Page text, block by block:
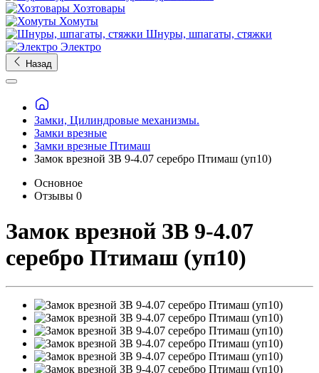
Хозтовары
Хомуты
Шнуры, шпагаты, стяжки
Электро
Назад
Замки, Цилиндровые механизмы.
Замки врезные
Замки врезные Птимаш
Замок врезной ЗВ 9-4.07 серебро Птимаш (уп10)
Основное
Отзывы 0
Замок врезной ЗВ 9-4.07
серебро Птимаш (уп10)